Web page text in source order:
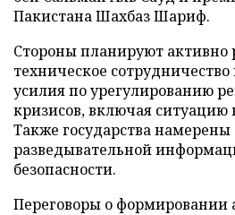
Пакистана Шахбаз Шариф.
Стороны планируют активно
техническое
усилия по урегулированию
кризисов, включая ситуацию
Также государства намерены
разведывательной
безопасности.
Переговоры о формировании